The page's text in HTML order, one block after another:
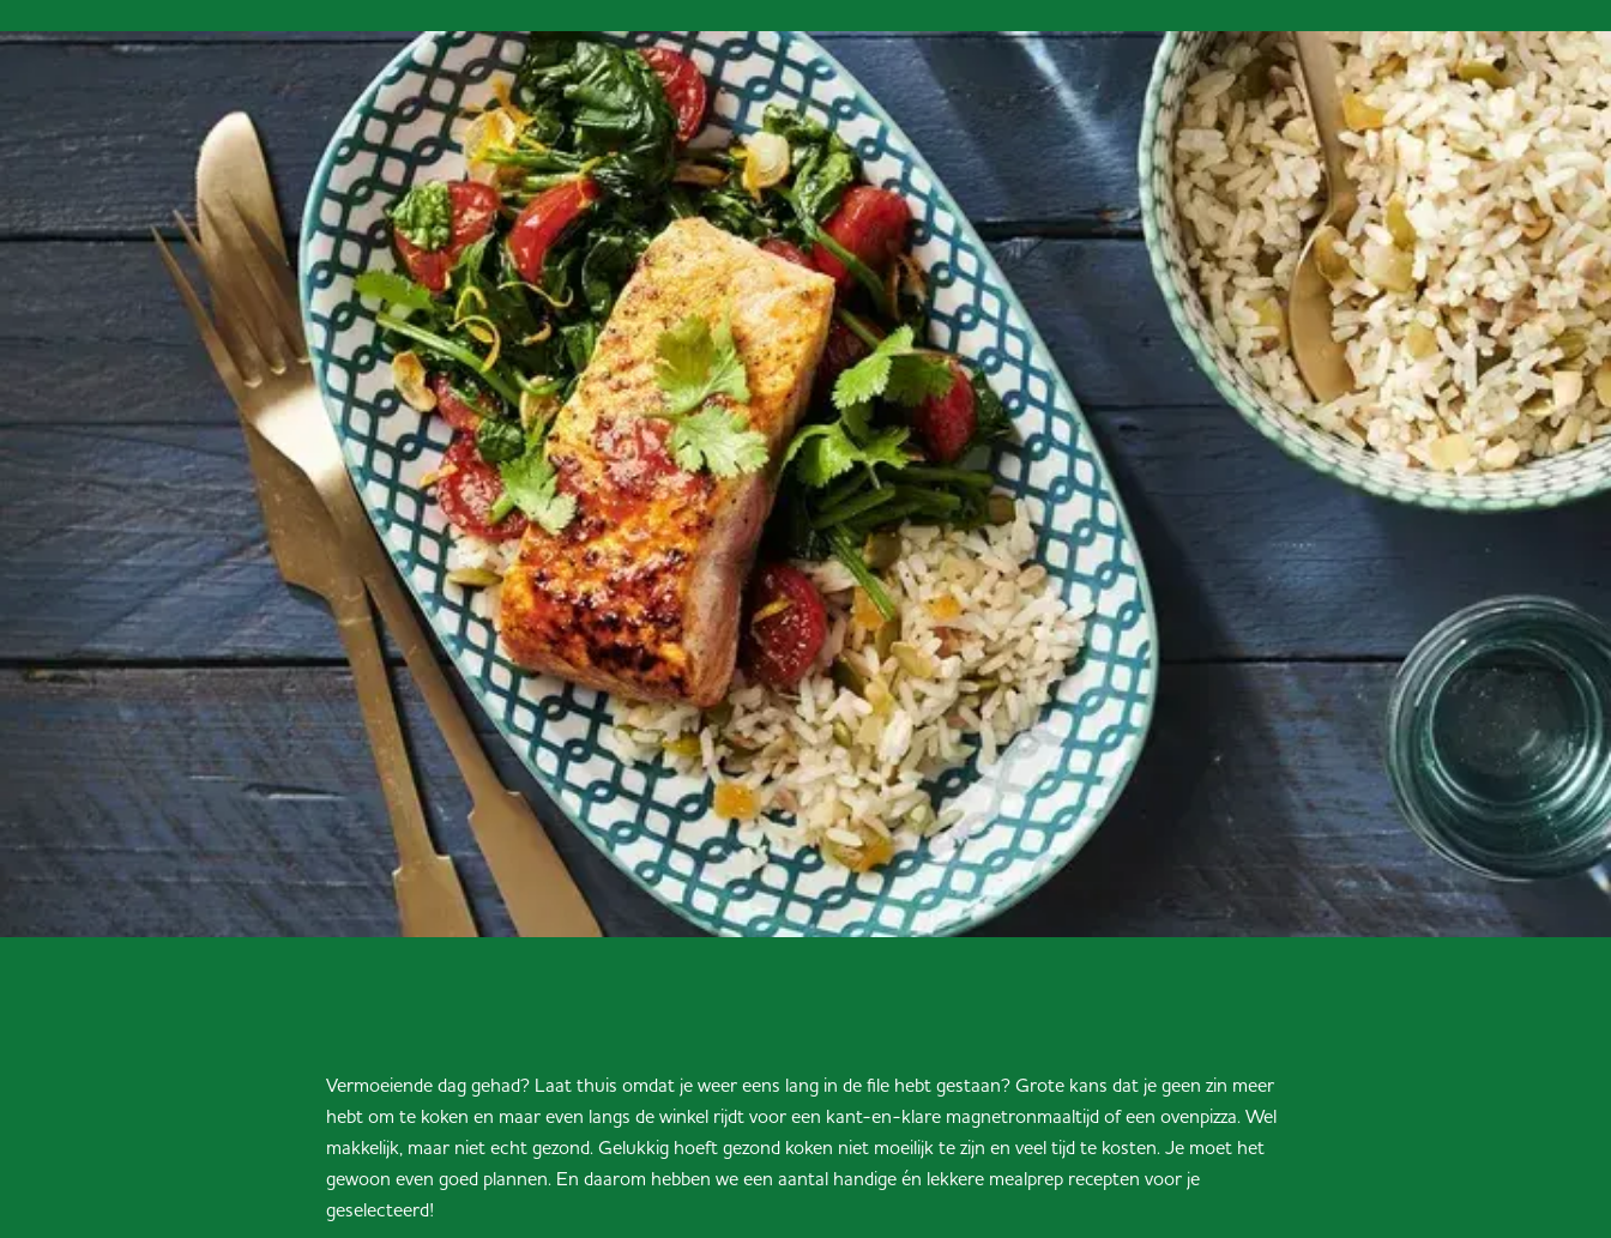
Vermoeiende dag gehad? Laat thuis omdat je weer eens lang in de file hebt gestaan? Grote kans dat je geen zin meer
hebt om te koken en maar even langs de winkel rijdt voor een kant-en-klare magnetronmaaltijd of een ovenpizza. Wel
makkelijk, maar niet echt gezond. Gelukkig hoeft gezond koken niet moeilijk te zijn en veel tijd te kosten. Je moet het
gewoon even goed plannen. En daarom hebben we een aantal handige én lekkere mealprep recepten voor je
geselecteerd!